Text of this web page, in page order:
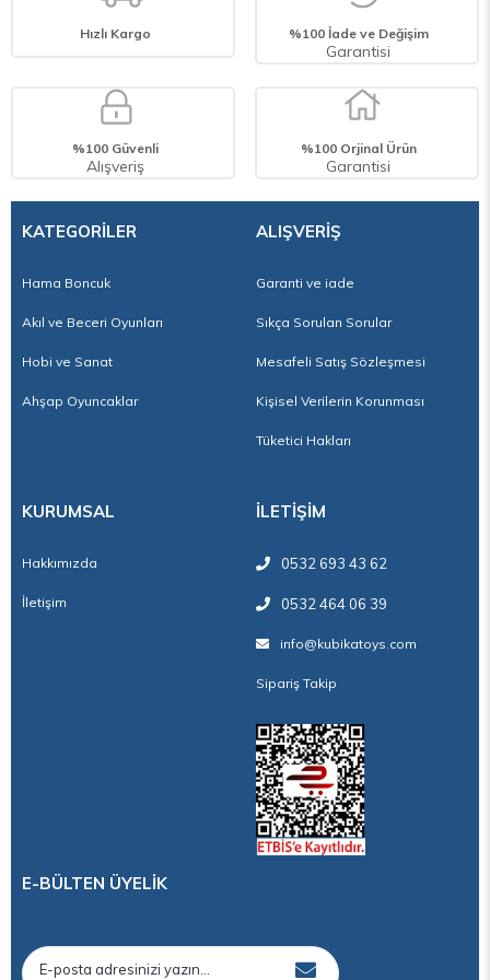
Kullanım Alanı: Hobi çalışmaları, el işi projeleri, okul etkinlikleri, DIY tasarımlar,
Hama boncuklarını doğum günü için hediye ettiğinizde, çocuk yalnızca eğlenmekle
kalmaz; aynı zamanda motor becerilerini, hayal gücünü ve dikkatini de geliştirir. –
Hızlı Kargo %100 İade ve Değişim
Garantisi
%100 Güvenli
Alışveriş
%100 Orjinal Ürün
Garantisi
KATEGORİLER
Hama Boncuk
Akıl ve Beceri Oyunları
Hobi ve Sanat
Ahşap Oyuncaklar
ALIŞVERİŞ
Garanti ve iade
Sıkça Sorulan Sorular
Mesafeli Satış Sözleşmesi
Kişisel Verilerin Korunması
Tüketici Hakları
KURUMSAL
Hakkımızda
İletişim
İLETİŞİM
0532 693 43 62
0532 464 06 39
info@kubikatoys.com
Sipariş Takip
E-BÜLTEN ÜYELİK